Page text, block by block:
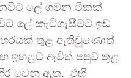
ලේ ගමන ටිකක්
ලේ කැටිගැසීමට ඉඩ
තුළ ඇතිවුණොත්
ඉහළට ඇවිත් පපුව තුළ
වෙනු ඇත. එහි